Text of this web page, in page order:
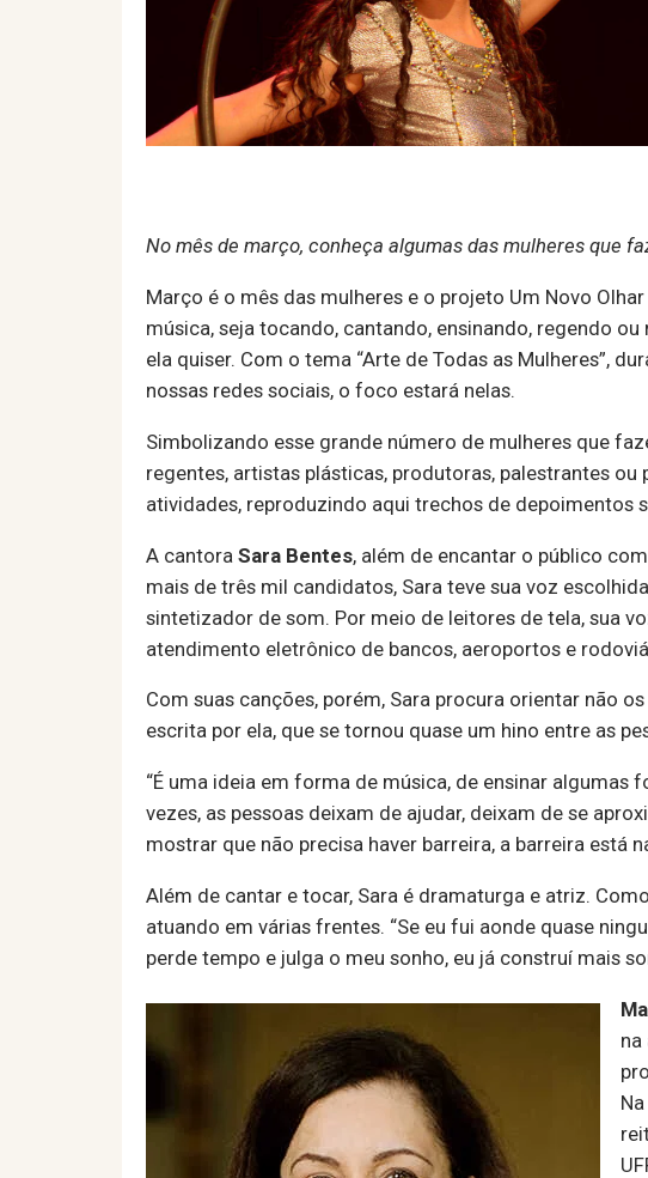
No mês de março, conheça algumas das mulheres que
Março é o mês das mulheres e o projeto Um Novo
música, seja tocando, cantando, ensinando, regendo
ela quiser. Com o tema “Arte de Todas as Mulheres”,
nossas redes sociais, o foco estará nelas.
Simbolizando esse grande número de mulheres que
regentes, artistas plásticas, produtoras, palestrantes
atividades, reproduzindo aqui trechos de depoimentos
A cantora Sara Bentes, além de encantar o público
mais de três mil candidatos, Sara teve sua voz
sintetizador de som. Por meio de leitores de tela, sua
atendimento eletrônico de bancos, aeroportos e
Com suas canções, porém, Sara procura orientar não
escrita por ela, que se tornou quase um hino entre as
“É uma ideia em forma de música, de ensinar
vezes, as pessoas deixam de ajudar, deixam de se
mostrar que não precisa haver barreira, a barreira está
Além de cantar e tocar, Sara é dramaturga e atriz.
atuando em várias frentes. “Se eu fui aonde quase
perde tempo e julga o meu sonho, eu já construí mais